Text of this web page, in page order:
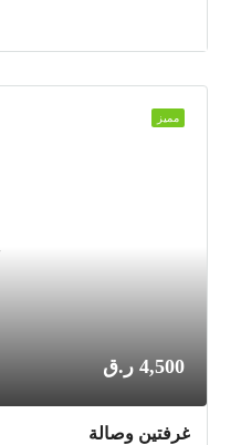
مميز
4,500 ر.ق
غرفتين وصالة